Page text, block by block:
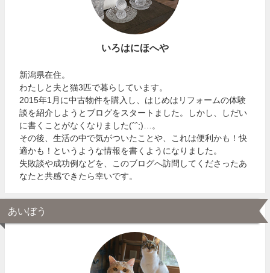
いろはにほへや
新潟県在住。
わたしと夫と猫3匹で暮らしています。
2015年1月に中古物件を購入し、はじめはリフォームの体験
談を紹介しようとブログをスタートました。しかし、しだい
に書くことがなくなりました(ˆˆ;)…。
その後、生活の中で気がついたことや、これは便利かも！快
適かも！というような情報を書くようになりました。
失敗談や成功例などを、このブログへ訪問してくださったあ
なたと共感できたら幸いです。
あいぼう